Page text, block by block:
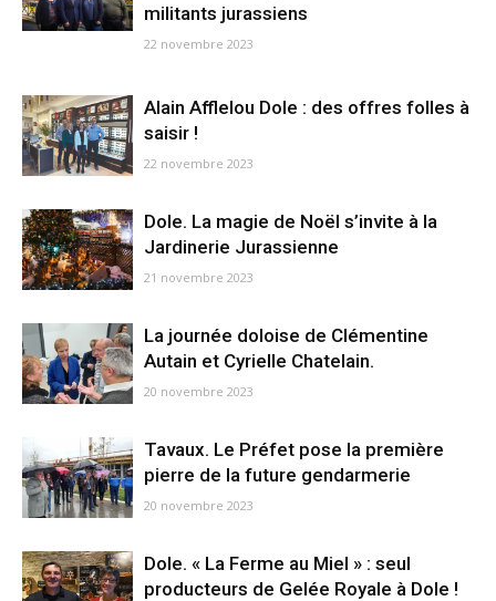
militants jurassiens
22 novembre 2023
Alain Afflelou Dole : des offres folles à
saisir !
22 novembre 2023
Dole. La magie de Noël s’invite à la
Jardinerie Jurassienne
21 novembre 2023
La journée doloise de Clémentine
Autain et Cyrielle Chatelain.
20 novembre 2023
Tavaux. Le Préfet pose la première
pierre de la future gendarmerie
20 novembre 2023
Dole. « La Ferme au Miel » : seul
producteurs de Gelée Royale à Dole !